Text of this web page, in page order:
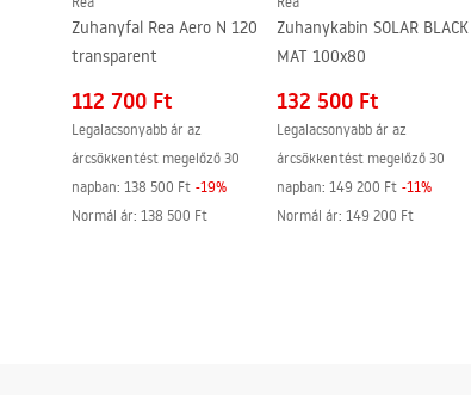
A vízcsatlakozások távolsága
150
Garancia
Zuhanyfal Rea Aero N 120
transparent
112 700 Ft
Legalacsonyabb ár az
árcsökkentést megelőző 30
napban: 138 500 Ft -19%
Normál ár: 138 500 Ft
Zuhanykabin SOLAR BLACK
MAT 100x80
132 500 Ft
Legalacsonyabb ár az
árcsökkentést megelőző 30
napban: 149 200 Ft -11%
Normál ár: 149 200 Ft